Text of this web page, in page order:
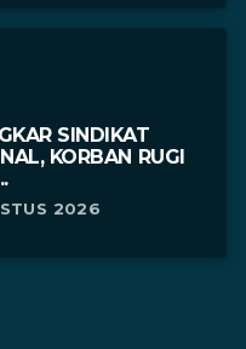
SINDIKAT
KORBAN RUGI
2026